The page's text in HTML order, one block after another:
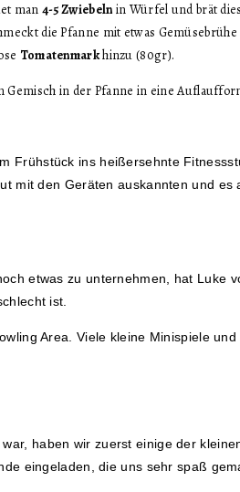
man 4-5 Zwiebeln in Würfel und brät
die Pfanne mit etwas
Tomatenmarkhinzu (80gr).
in der Pfanne in eine
Frühstück ins heißersehnte
mit den Geräten auskannten und es
etwas zu unternehmen, hat Luke
ist.
Area. Viele kleine Minispiele
haben wir zuerst einige der
eingeladen, die uns sehr spaß